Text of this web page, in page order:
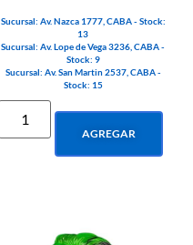
Sucursal: Av. Nazca 1777, CABA - Stock:
13
Sucursal: Av. Lope de Vega 3236, CABA -
Stock: 9
Sucursal: Av. San Martin 2537, CABA -
Stock: 15
AGREGAR